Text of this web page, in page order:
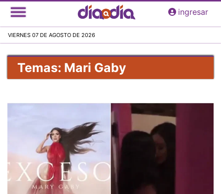
Pasar
al
principal
ingresar
VIERNES 07 DE AGOSTO DE 2026
Temas: Mari Gaby